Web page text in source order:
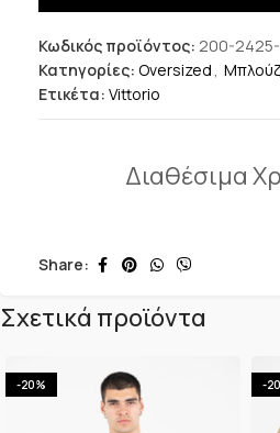
Κωδικός προϊόντος: 200-
Κατηγορίες: Oversized ,
Ετικέτα: Vittorio
Διαθέσιμα
Share:
Σχετικά προϊόντα
-20% -